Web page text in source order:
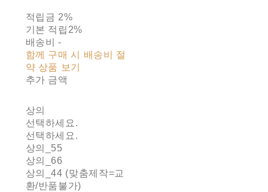
적립금 2%
기본 적립 2%
배송비-
함께 구매 시 배송비 절
약 상품 보기
추가 금액
상의
선택하세요.
선택하세요.
상의_55
상의_66
상의_44 (맞춤제작=교
환/반품불가)